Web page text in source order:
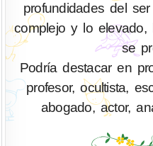
profundidades del
complejo y lo
se
Podría destacar en
profesor, ocultista,
abogado, actor,